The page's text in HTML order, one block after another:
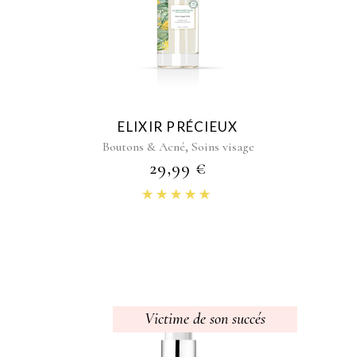
ELIXIR PRÉCIEUX
Boutons & Acné, Soins visage
29,99 €
Victime de son succés